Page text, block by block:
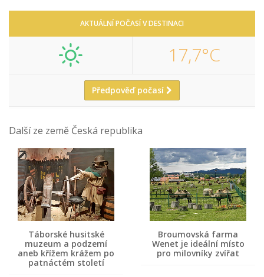
AKTUÁLNÍ POČASÍ V DESTINACI
17,7°C
Předpověď počasí
Další ze země Česká republika
Táborské husitské
muzeum a podzemí
aneb křížem krážem po
patnáctém století
Broumovská farma
Wenet je ideální místo
pro milovníky zvířat